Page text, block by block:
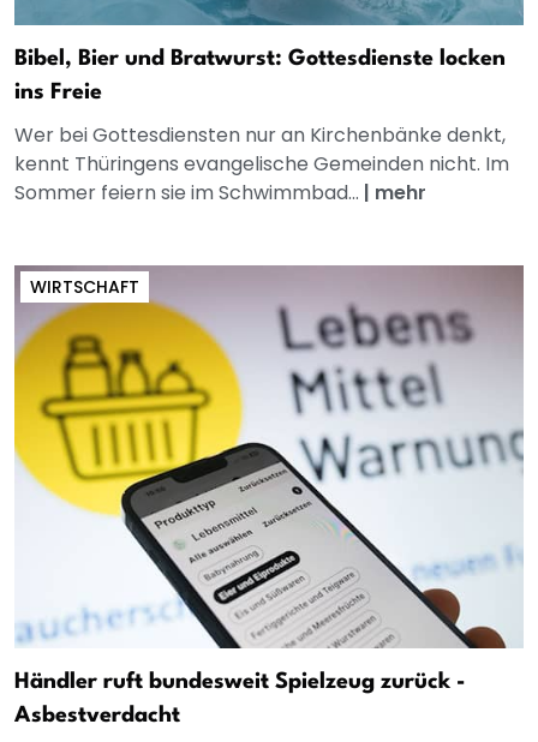
Bibel, Bier und Bratwurst: Gottesdienste locken
ins Freie
Wer bei Gottesdiensten nur an Kirchenbänke denkt,
kennt Thüringens evangelische Gemeinden nicht. Im
Sommer feiern sie im Schwimmbad... | mehr
WIRTSCHAFT
Händler ruft bundesweit Spielzeug zurück -
Asbestverdacht